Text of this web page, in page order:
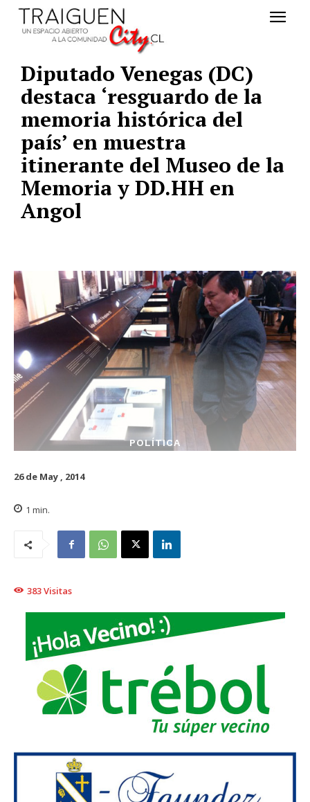
Diputado Venegas (DC)
destaca ‘resguardo de la
memoria histórica del
país’ en muestra
itinerante del Museo de la
Memoria y DD.HH en
Angol
POLÍTICA
26 de May , 2014
1 min.
383Visitas